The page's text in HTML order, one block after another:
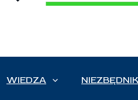
WIEDZA